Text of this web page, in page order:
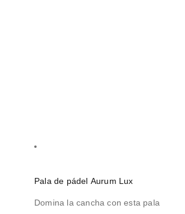
Pala de pádel Aurum Lux
Domina la cancha con esta pala